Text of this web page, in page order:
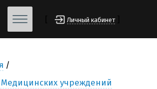
Личный кабинет
Медицинских учреждений